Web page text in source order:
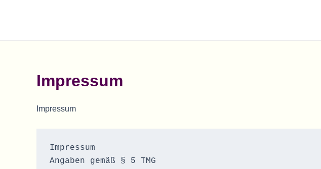
Impressum
Impressum
Impressum
Angaben gemäß § 5 TMG